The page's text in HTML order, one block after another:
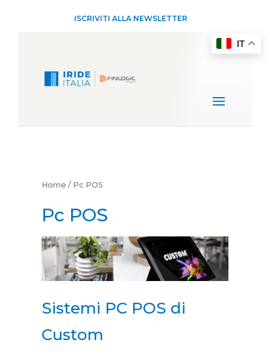
ISCRIVITI ALLA NEWSLETTER
Home / Pc POS
Pc POS
Sistemi PC POS di
Custom
IT